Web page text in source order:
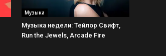
Музыка
Музыка недели: Тейлор Свифт,
Run the Jewels, Arcade Fire